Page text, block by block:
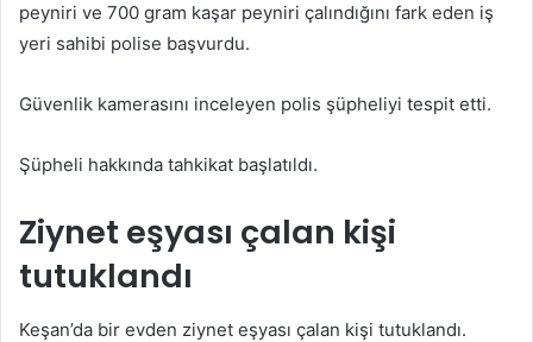
peyniri ve 700 gram kaşar peyniri çalındığını fark eden iş
yeri sahibi polise başvurdu.
Güvenlik kamerasını inceleyen polis şüpheliyi tespit etti.
Şüpheli hakkında tahkikat başlatıldı.
Ziynet eşyası çalan kişi
tutuklandı
Keşan’da bir evden ziynet eşyası çalan kişi tutuklandı.